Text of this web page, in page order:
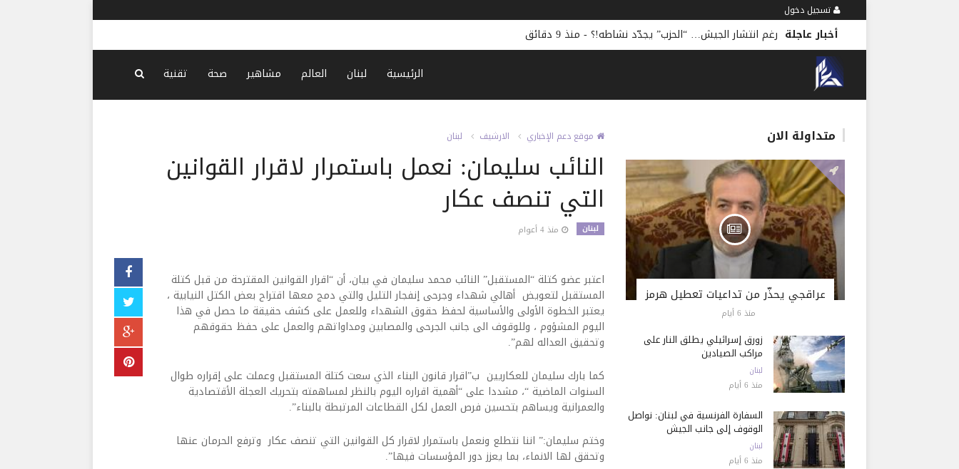
تسجيل دخول
أخبار عاجلة رغم انتشار الجيش… “الحزب” يجدّد نشاطه!؟- منذ 9 دقائق
الرئيسية لبنان العالم مشاهير صحة تقنية
موقع دعم الإخباري الارشيف لبنان
النائب سليمان: نعمل باستمرار لاقرار القوانين
التي تنصف عكار
لبنان منذ 4 أعوام
اعتبر عضو كتلة “المستقبل” النائب محمد سليمان في بيان، أن “اقرار القوانين المقترحة من قبل كتلة
المستقبل لتعويض أهالي شهداء وجرحى إنفجار التليل والتي دمج معها اقتراح بعض الكتل النيابية ،
يعتبر الخطوة الأولى والأساسية لحفظ حقوق الشهداء وللعمل على كشف حقيقة ما حصل في هذا
اليوم المشؤوم ، وللوقوف الى جانب الجرحى والمصابين ومداواتهم والعمل على حفظ حقوقهم
وتحقيق العداله لهم”.
كما بارك سليمان للعكاريين ب”اقرار قانون البناء الذي سعت كتلة المستقبل وعملت على إقراره طوال
السنوات الماضية “، مشددا على “أهمية اقراره اليوم بالنظر لمساهمته بتحريك العجلة الأقتصادية
والعمرانية ويساهم بتحسين فرص العمل لكل القطاعات المرتبطة بالبناء”.
وختم سليمان:” اننا نتطلع ونعمل باستمرار لاقرار كل القوانين التي تنصف عكار وترفع الحرمان عنها
وتحقق لها الانماء، بما يعزز دور المؤسسات فيها”.
متداولة الان
عراقجي يحذّر من تداعيات تعطيل هرمز
منذ 6 أيام
زورق إسرائيلي يطلق النار على
مراكب الصيادين
لبنان
منذ 6 أيام
السفارة الفرنسية في لبنان: نواصل
الوقوف إلى جانب الجيش
لبنان
منذ 6 أيام